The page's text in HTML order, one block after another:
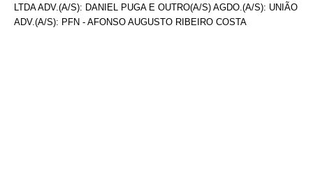
LTDA ADV.(A/S): DANIEL PUGA E OUTRO(A/S) AGDO.(A/S): UNIÃO
ADV.(A/S): PFN - AFONSO AUGUSTO RIBEIRO COSTA